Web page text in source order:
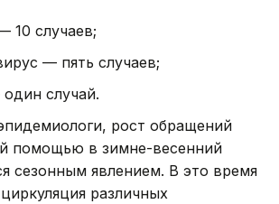
10 случаев;
— пять случаев;
случай.
рост обращений
помощью в зимне-весенний
сезонным явлением. В это время
различных